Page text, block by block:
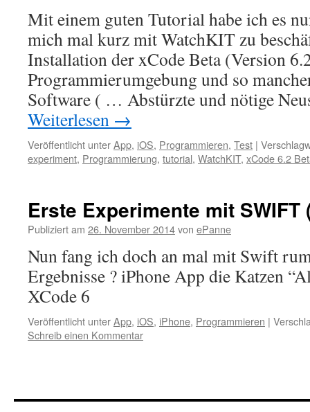
Mit einem guten Tutorial habe ich es
mich mal kurz mit WatchKIT zu
Installation der xCode Beta (Version
Programmierumgebung und so
Software ( … Abstürzte und nötige
Weiterlesen →
Veröffentlicht unterApp, iOS, Programmieren, Test |
experiment, Programmierung, tutorial, WatchKIT, xCode 6.2
Erste Experimente mit SWIFT
Publiziert am 26. November 2014von ePanne
Nun fang ich doch an mal mit Swift
Ergebnisse ? iPhone App die Katzen
XCode 6
Veröffentlicht unterApp, iOS, iPhone, Programmieren |
Schreib einen Kommentar